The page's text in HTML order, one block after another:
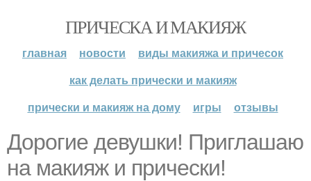
ПРИЧЕСКА И МАКИЯЖ
главная новости
виды макияжа и причесок
как делать прически и макияж
прически и макияж на дому
игры отзывы
Дорогие девушки! Приглашаю
на макияж и прически!